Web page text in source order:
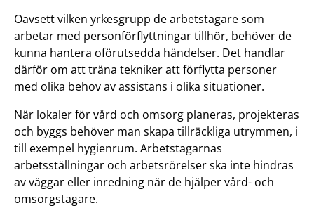
Oavsett vilken yrkesgrupp de arbetstagare som
arbetar med personförflyttningar tillhör, behöver de
kunna hantera oförutsedda händelser. Det handlar
därför om att träna tekniker att förflytta personer
med olika behov av assistans i olika situationer.
När lokaler för vård och omsorg planeras, projekteras
och byggs behöver man skapa tillräckliga utrymmen, i
till exempel hygienrum. Arbetstagarnas
arbetsställningar och arbetsrörelser ska inte hindras
av väggar eller inredning när de hjälper vård- och
omsorgstagare.